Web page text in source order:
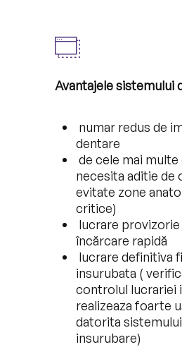
Avantajele sistemului
numar redus de
dentare
de cele mai multe
necesita aditie de
evitate zone
critice)
lucrare provizorie
încărcare rapidă
lucrare definitiva
insurubata (
controlul lucrariei
realizeaza foarte
datorita
insurubare)